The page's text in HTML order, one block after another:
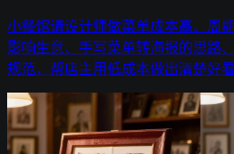
小餐馆请设计师做菜单成本高、周
影响生意、手写菜单转海报的思路
规范，帮店主用低成本做出清楚好